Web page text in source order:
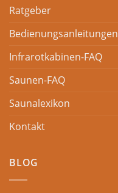
Ratgeber
Bedienungsanleitungen
Infrarotkabinen-FAQ
Saunen-FAQ
Saunalexikon
Kontakt
BLOG